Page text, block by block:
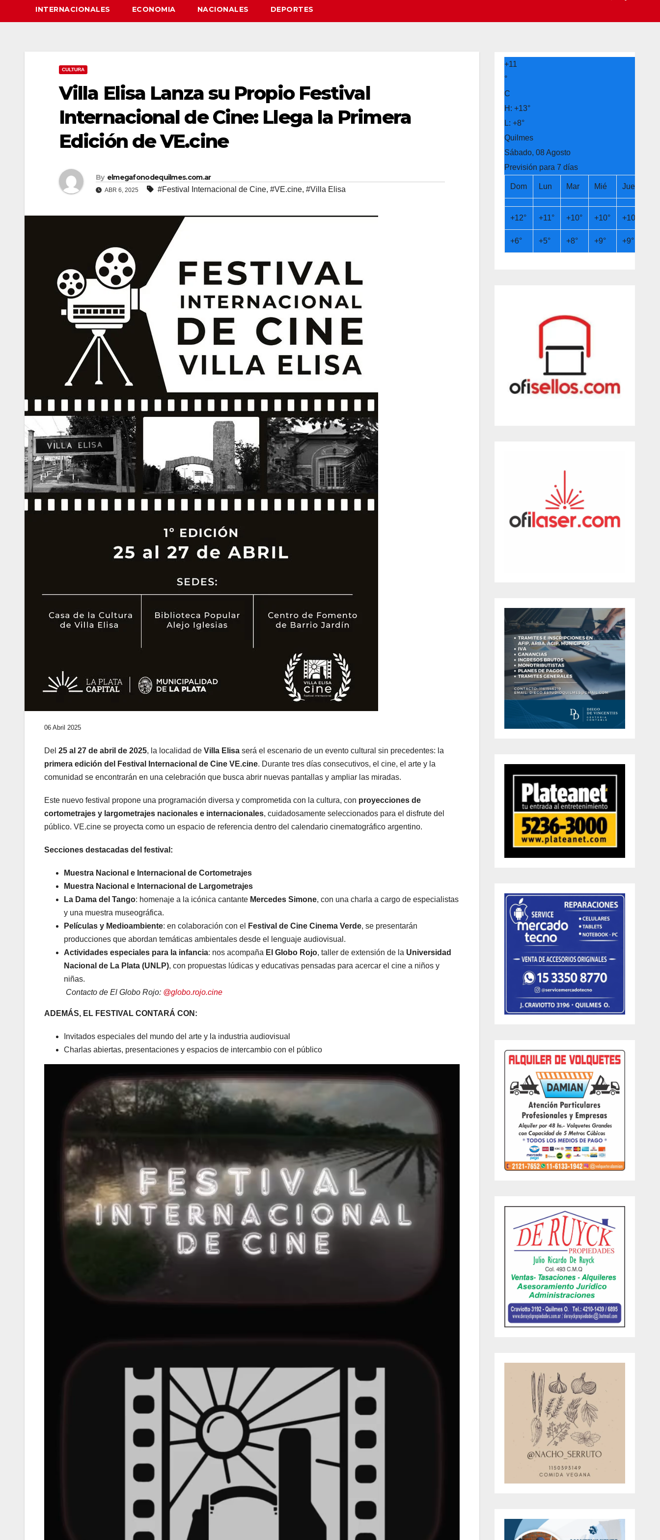
INTERNACIONALES ECONOMIA NACIONALES DEPORTES
CULTURA
Villa Elisa Lanza su Propio Festival
Internacional de Cine: Llega la Primera
Edición de VE.cine
By elmegafonodequilmes.com.ar
ABR 6, 2025 #Festival Internacional de Cine, #VE.cine, #Villa Elisa
06 Abril 2025
Del 25 al 27 de abril de 2025, la localidad de Villa Elisa será el escenario de un evento cultural sin precedentes: la
primera edición del Festival Internacional de Cine VE.cine. Durante tres días consecutivos, el cine, el arte y la
comunidad se encontrarán en una celebración que busca abrir nuevas pantallas y ampliar las miradas.
Este nuevo festival propone una programación diversa y comprometida con la cultura, con proyecciones de
cortometrajes y largometrajes nacionales e internacionales, cuidadosamente seleccionados para el disfrute del
público. VE.cine se proyecta como un espacio de referencia dentro del calendario cinematográfico argentino.
Secciones destacadas del festival:
Muestra Nacional e Internacional de Cortometrajes
Muestra Nacional e Internacional de Largometrajes
La Dama del Tango: homenaje a la icónica cantante Mercedes Simone, con una charla a cargo de especialistas
y una muestra museográfica.
Películas y Medioambiente: en colaboración con el Festival de Cine Cinema Verde, se presentarán
producciones que abordan temáticas ambientales desde el lenguaje audiovisual.
Actividades especiales para la infancia: nos acompaña El Globo Rojo, taller de extensión de la Universidad
Nacional de La Plata (UNLP), con propuestas lúdicas y educativas pensadas para acercar el cine a niños y
niñas.
Contacto de El Globo Rojo: @globo.rojo.cine
ADEMÁS, EL FESTIVAL CONTARÁ CON:
Invitados especiales del mundo del arte y la industria audiovisual
Charlas abiertas, presentaciones y espacios de intercambio con el público
+11
°
C
H: +13°
L: +8°
Quilmes
Sábado, 08 Agosto
Previsión para 7 días
Dom Lun Mar Mié Jue
+12° +11° +10° +10° +10°
+6° +5° +8° +9° +9°